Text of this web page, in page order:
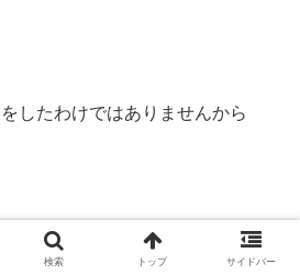
したわけではありませんから
検索 トップ サイドバー